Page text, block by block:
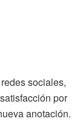
sociales,
por
anotación.